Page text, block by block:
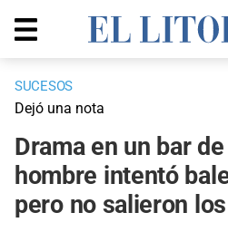
SUCESOS
Dejó una nota
Drama en un bar
hombre intentó
pero no salieron